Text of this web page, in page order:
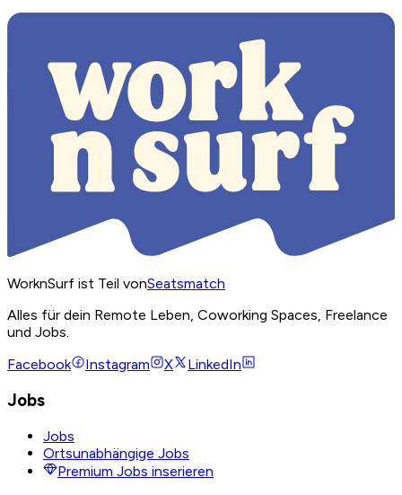
WorknSurf ist Teil vonSeatsmatch
Alles für dein Remote Leben, Coworking Spaces, Freelance
und Jobs.
Facebook
Instagram X LinkedIn
Jobs
Jobs
Ortsunabhängige Jobs
Premium Jobs inserieren